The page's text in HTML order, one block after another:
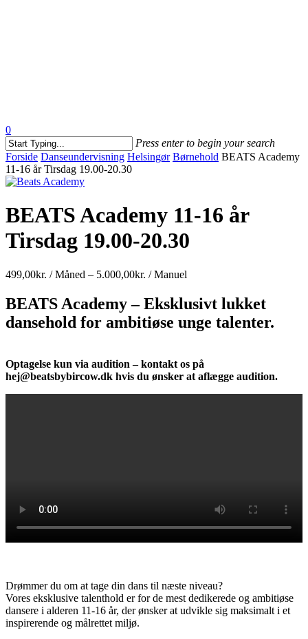
0
Menu
Press enter to begin your search
Close
Search
Forside Danseundervisning Helsingør Børnehold BEATS Academy
11-16 år Tirsdag 19.00-20.30
BEATS Academy 11-16 år
Tirsdag 19.00-20.30
499,00kr. / Måned – 5.000,00kr. / Manuel
Måned
til
Manuel
BEATS Academy – Eksklusivt lukket
dansehold for ambitiøse unge talenter.
Optagelse kun via audition – kontakt os på
hej@beatsbybircow.dk hvis du ønsker at aflægge audition.
Drømmer du om at tage din dans til næste niveau?
Vores eksklusive talenthold er for de mest dedikerede og ambitiøse
dansere i alderen 11-16 år, der ønsker at udvikle sig maksimalt i et
inspirerende og målrettet miljø.